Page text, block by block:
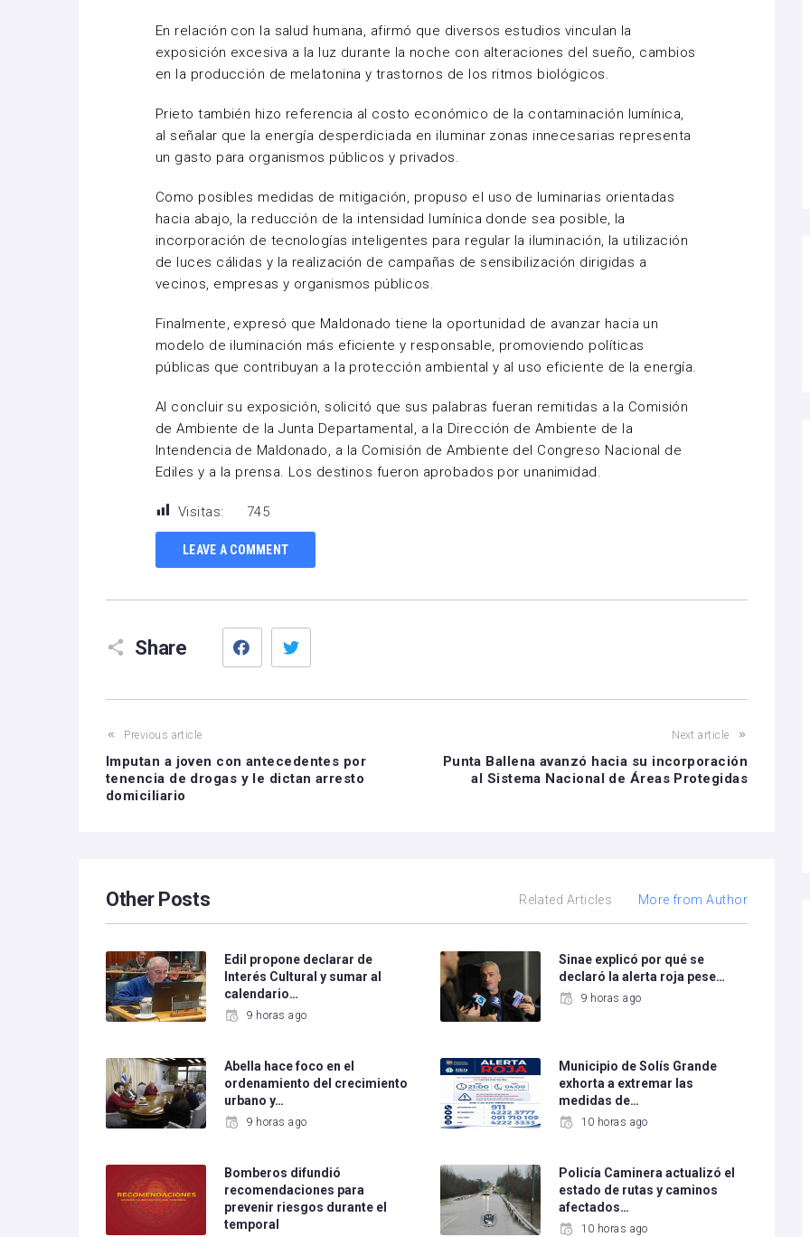
En relación con la salud humana, afirmó que diversos estudios vinculan la
exposición excesiva a la luz durante la noche con alteraciones del sueño, cambios
en la producción de melatonina y trastornos de los ritmos biológicos.
Prieto también hizo referencia al costo económico de la contaminación lumínica,
al señalar que la energía desperdiciada en iluminar zonas innecesarias representa
un gasto para organismos públicos y privados.
Como posibles medidas de mitigación, propuso el uso de luminarias orientadas
hacia abajo, la reducción de la intensidad lumínica donde sea posible, la
incorporación de tecnologías inteligentes para regular la iluminación, la utilización
de luces cálidas y la realización de campañas de sensibilización dirigidas a
vecinos, empresas y organismos públicos.
Finalmente, expresó que Maldonado tiene la oportunidad de avanzar hacia un
modelo de iluminación más eficiente y responsable, promoviendo políticas
públicas que contribuyan a la protección ambiental y al uso eficiente de la energía.
Al concluir su exposición, solicitó que sus palabras fueran remitidas a la Comisión
de Ambiente de la Junta Departamental, a la Dirección de Ambiente de la
Intendencia de Maldonado, a la Comisión de Ambiente del Congreso Nacional de
Ediles y a la prensa. Los destinos fueron aprobados por unanimidad.
Visitas: 745
LEAVE A COMMENT
Share
Facebook
Previous article
Imputan a joven con antecedentes por
tenencia de drogas y le dictan arresto
domiciliario
Next article
Punta Ballena avanzó hacia su incorporación
al Sistema Nacional de Áreas Protegidas
Other Posts Related Articles More from Author
Edil propone declarar de
Interés Cultural y sumar al
calendario…
9 horas ago
Sinae explicó por qué se
declaró la alerta roja pese…
9 horas ago
Abella hace foco en el
ordenamiento del crecimiento
urbano y…
9 horas ago
Municipio de Solís Grande
exhorta a extremar las
medidas de…
10 horas ago
Bomberos difundió
recomendaciones para
prevenir riesgos durante el
temporal
Policía Caminera actualizó el
estado de rutas y caminos
afectados…
10 horas ago